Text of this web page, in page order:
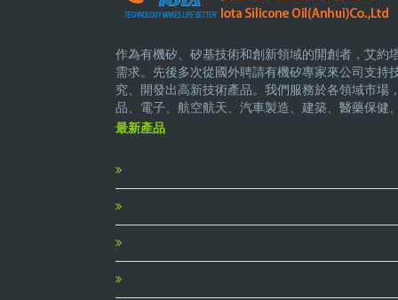
作為有機矽、矽基技術和創新領域的開創者，艾約
需求。先後多次從國外聘請有機矽專家來公司支
究、開發出高新技術產品。我們服務於各領域市
品、電子、航空航天、汽車製造、建築、醫藥保健
最新產品